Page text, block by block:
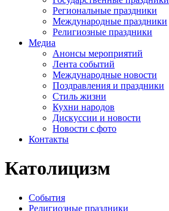
Региональные праздники
Международные праздники
Религиозные праздники
Медиа
Анонсы мероприятий
Лента событий
Международные новости
Поздравления и праздники
Cтиль жизни
Кухни народов
Дискуссии и новости
Новости с фото
Контакты
Католицизм
События
Религиозные праздники